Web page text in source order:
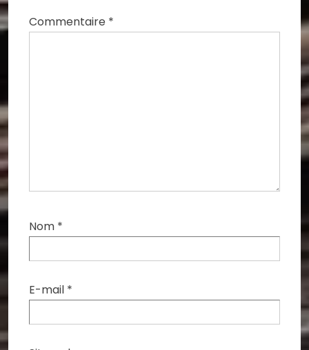
Commentaire *
Nom *
E-mail *